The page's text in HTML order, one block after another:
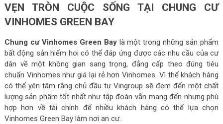
VẸN TRÒN CUỘC SỐNG TẠI CHUNG CƯ
VINHOMES GREEN BAY
Chung cư Vinhomes Green Baylà một trong những sản phẩm
bất động sản hiếm hoi có thể đáp ứng được các nhu cầu của cư
dân về một không gian sang trọng, đẳng cấp theo đúng tiêu
chuẩn Vinhomes như giá lại rẻ hơn Vinhomes. Vì thế khách hàng
có thể yên tâm rằng chủ đầu tư Vingroup sẽ đem đến một chất
lượng sản phẩm tốt nhất như tập đoàn vẫn mang đến nhưng phù
hợp hơn về tài chính để nhiều khách hàng có thể lựa chọn
Vinhomes Green Bay làm nơi an cư.